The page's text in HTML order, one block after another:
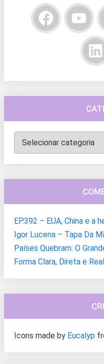
Categorias
EP.392 – EUA, China e
Igor Lucena – Tapa Da
Países Quebram: O
Forma Clara, Direta e
Icons made by Eucalyp